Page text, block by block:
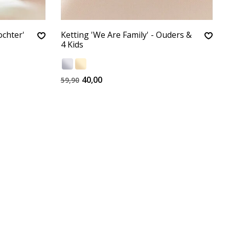
Ketting 'We Are Family' - Ouders &
4 Kids
59,90 40,00